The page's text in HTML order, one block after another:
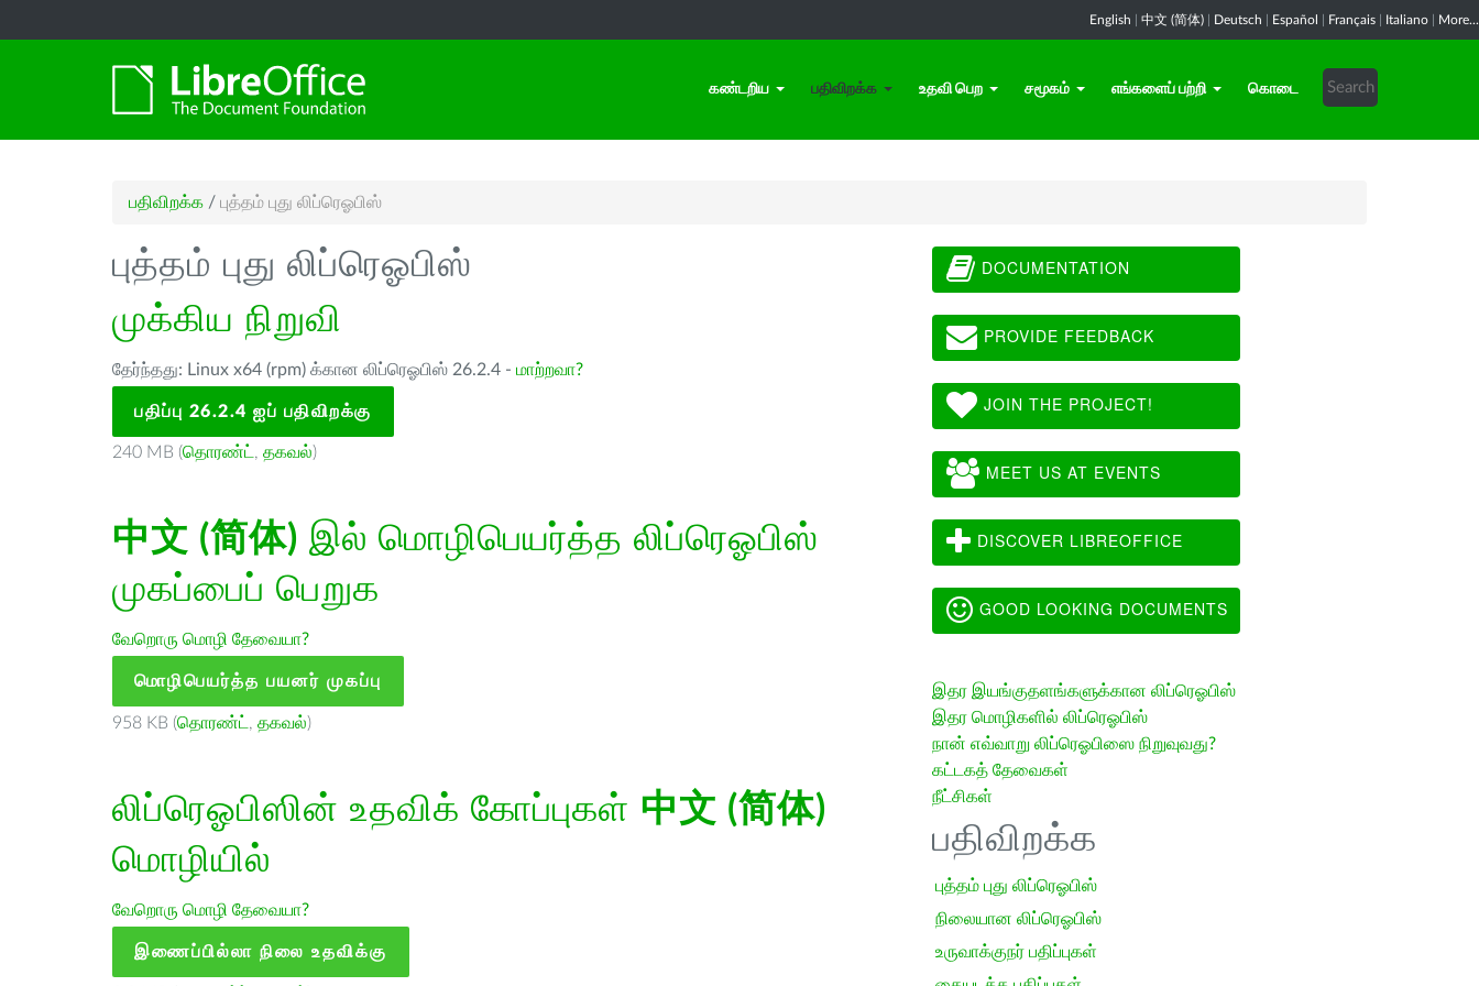
English 中文 (简体) Deutsch Español Français Italiano More...
கண்டறிய பதிவிறக்க உதவி பெற சமூகம் எங்களைப் பற்றி கொடை
பதிவிறக்க / புத்தம் புது லிப்ரெஓபிஸ்
புத்தம் புது லிப்ரெஓபிஸ்
முக்கிய நிறுவி
தேர்ந்தது: Linux x64 (rpm) க்கான லிப்ரெஓபிஸ் 26.2.4 - மாற்றவா?
பதிப்பு 26.2.4 ஐப் பதிவிறக்கு
240 MB (தொரண்ட் , தகவல்)
中文 (简体) இல் மொழிபெயர்த்த லிப்ரெஓபிஸ்
முகப்பைப் பெறுக
வேறொரு மொழி தேவையா?
மொழிபெயர்த்த பயனர் முகப்பு
958 KB (தொரண்ட் , தகவல்)
லிப்ரெஓபிஸின் உதவிக் கோப்புகள் 中文 (简体)
மொழியில்
வேறொரு மொழி தேவையா?
இணைப்பில்லா நிலை உதவிக்கு
DOCUMENTATION
PROVIDE FEEDBACK
JOIN THE PROJECT!
MEET US AT EVENTS
DISCOVER LIBREOFFICE
GOOD LOOKING DOCUMENTS
இதர இயங்குதளங்களுக்கான லிப்ரெஓபிஸ்
இதர மொழிகளில் லிப்ரெஓபிஸ்
நான் எவ்வாறு லிப்ரெஓபிஸை நிறுவுவது?
கட்டகத் தேவைகள்
நீட்சிகள்
பதிவிறக்க
புத்தம் புது லிப்ரெஓபிஸ்
நிலையான லிப்ரெஓபிஸ்
உருவாக்குநர் பதிப்புகள்